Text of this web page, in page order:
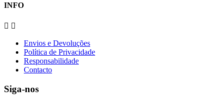
INFO
 
Envios e Devoluções
Política de Privacidade
Responsabilidade
Contacto
Siga-nos